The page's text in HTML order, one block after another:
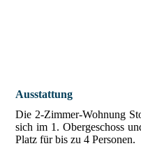
Ausstattung
Die 2-Zimmer-Wohnung
sich im 1. Obergeschoss
Platz für bis zu 4 Personen.